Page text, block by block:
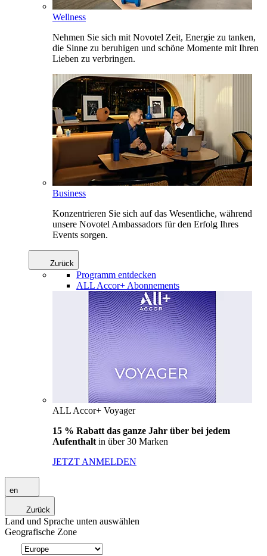
Wellness
Nehmen Sie sich mit Novotel Zeit, Energie zu tanken,
die Sinne zu beruhigen und schöne Momente mit Ihren
Lieben zu verbringen.
Business
Konzentrieren Sie sich auf das Wesentliche, während
unsere Novotel Ambassadors für den Erfolg Ihres
Events sorgen.
Zurück
Programm entdecken
ALL Accor+ Abonnements
ALL Accor+ Voyager
15 % Rabatt das ganze Jahr über bei jedem
Aufenthalt in über 30 Marken
JETZT ANMELDEN
en
Zurück
Land und Sprache unten auswählen
Geografische Zone